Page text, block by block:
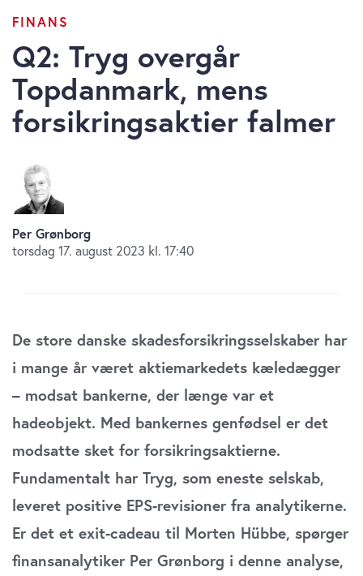
FINANS
Q2: Tryg overgår
Topdanmark, mens
forsikringsaktier falmer
Per Grønborg
torsdag 17. august 2023 kl. 17:40
De store danske skadesforsikringsselskaber har
i mange år været aktiemarkedets kæledægger
– mod­sat bankerne, der længe var et
hadeobjekt. Med ban­kernes genfødsel er det
modsatte sket for forsikringsaktierne.
Fundamentalt har Tryg, som eneste selskab,
leveret positive EPS-revisioner fra analytikerne.
Er det et exit-cadeau til Morten Hübbe, spørger
finans­analytiker Per Grønborg i denne analyse,